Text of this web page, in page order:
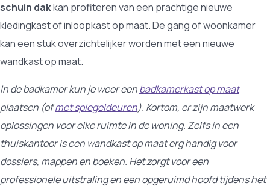
schuin dakkan profiteren van een prachtige nieuwe
kledingkast of inloopkast op maat. De gang of woonkamer
kan een stuk overzichtelijker worden met een nieuwe
wandkast op maat.
In de badkamer kun je weer eenbadkamerkast op maat
plaatsen (ofmet spiegeldeuren). Kortom, er zijn maatwerk
oplossingen voor elke ruimte in de woning. Zelfs in een
thuiskantoor is een wandkast op maat erg handig voor
dossiers, mappen en boeken. Het zorgt voor een
professionele uitstraling en een opgeruimd hoofd tijdens het